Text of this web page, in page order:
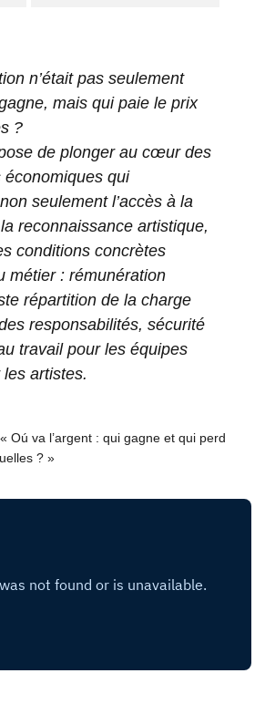
n’était pas seulement
mais qui paie le prix
?
de plonger au cœur des
économiques qui
seulement l’accès à la
reconnaissance artistique,
conditions concrètes
métier : rémunération
répartition de la charge
responsabilités, sécurité
travail pour les équipes
artistes.
« Oú va l’argent : qui gagne et qui perd
? »